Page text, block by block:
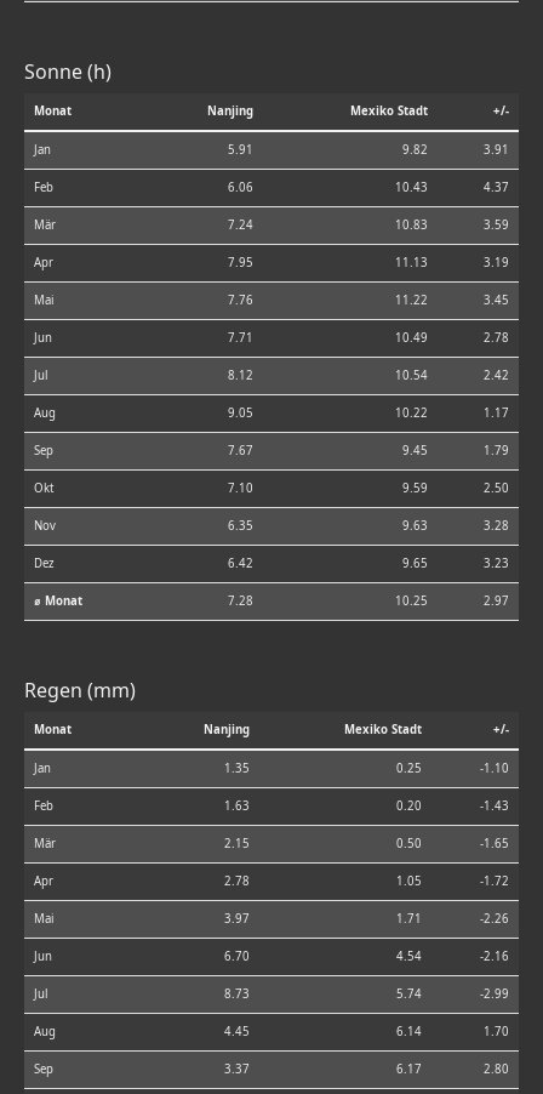
Sonne (h)
Monat Nanjing Mexiko Stadt +/-
Jan 5.91 9.82 3.91
Feb 6.06 10.43 4.37
Mär 7.24 10.83 3.59
Apr 7.95 11.13 3.19
Mai 7.76 11.22 3.45
Jun 7.71 10.49 2.78
Jul 8.12 10.54 2.42
Aug 9.05 10.22 1.17
Sep 7.67 9.45 1.79
Okt 7.10 9.59 2.50
Nov 6.35 9.63 3.28
Dez 6.42 9.65 3.23
⌀ Monat 7.28 10.25 2.97
Regen (mm)
Monat Nanjing Mexiko Stadt +/-
Jan 1.35 0.25 -1.10
Feb 1.63 0.20 -1.43
Mär 2.15 0.50 -1.65
Apr 2.78 1.05 -1.72
Mai 3.97 1.71 -2.26
Jun 6.70 4.54 -2.16
Jul 8.73 5.74 -2.99
Aug 4.45 6.14 1.70
Sep 3.37 6.17 2.80